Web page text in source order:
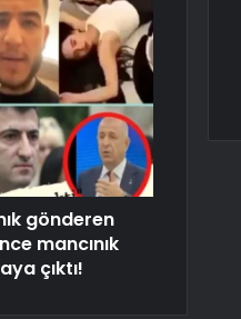
gönderen
mancınık
çıktı!